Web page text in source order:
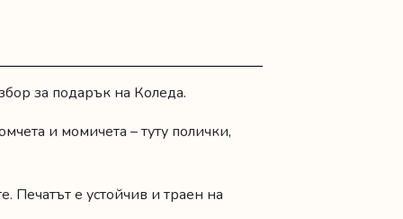
за подарък на Коледа.
и момичета – туту полички,
Печатът е устойчив и траен на